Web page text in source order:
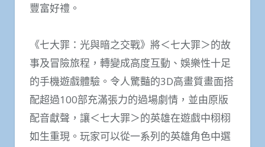
豐富好禮。
《七大罪：光與暗之交戰》將＜七大罪＞的故
事及冒險旅程，轉變成高度互動、娛樂性十足
的手機遊戲體驗。令人驚豔的3D高畫質畫面搭
配超過100部充滿張力的過場劇情，並由原版
配音獻聲，讓＜七大罪＞的英雄在遊戲中栩栩
如生重現。玩家可以從一系列的英雄角色中選